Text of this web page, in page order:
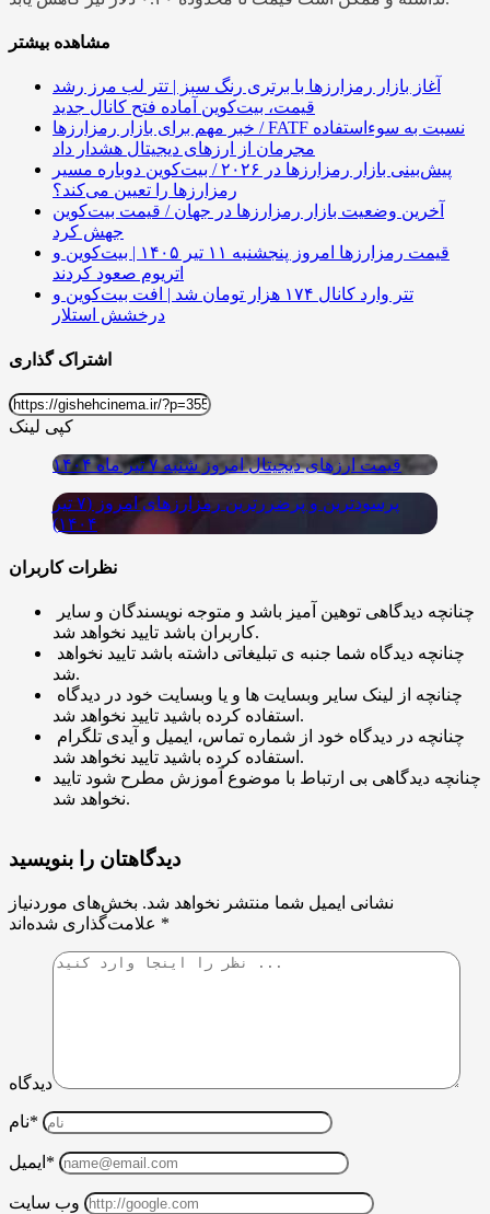
مشاهده بیشتر
آغاز بازار رمزارزها با برتری رنگ سبز | تتر لب مرز رشد
قیمت، بیت‌کوین آماده فتح کانال جدید
خبر مهم برای بازار رمزارزها / FATF نسبت به سوءاستفاده
مجرمان از ارزهای دیجیتال هشدار داد
پیش‌بینی بازار رمزارزها در ۲۰۲۶ / بیت‌کوین دوباره مسیر
رمزارزها را تعیین می‌کند؟
آخرین وضعیت بازار رمزارزها در جهان / قیمت بیت‌کوین
جهش کرد
قیمت رمزارزها امروز پنجشنبه ۱۱ تیر ۱۴۰۵ | بیت‌کوین و
اتریوم صعود کردند
تتر وارد کانال ۱۷۴ هزار تومان شد | افت بیت‌کوین و
درخشش استلار
اشتراک گذاری
کپی لینک
قیمت ارز‌های دیجیتال امروز شنبه ۷ تیر ماه ۱۴۰۴
پرسودترین و پرضررترین رمزارزهای امروز (۷ تیر
۱۴۰۴)
نظرات کاربران
کاربران باشد تایید نخواهد شد.
شد.
استفاده کرده باشید تایید نخواهد شد.
استفاده کرده باشید تایید نخواهد شد.
چنانچه دیدگاهی بی ارتباط با موضوع آموزش مطرح شود تایید
نخواهد شد.
دیدگاهتان را بنویسید
نشانی ایمیل شما منتشر نخواهد شد. بخش‌های موردنیاز
*
دیدگاه
نام*
ایمیل*
وب سایت